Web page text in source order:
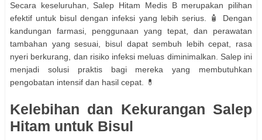
Secara keseluruhan, Salep Hitam Medis B merupakan pilihan
efektif untuk bisul dengan infeksi yang lebih serius. 🧴 Dengan
kandungan farmasi, penggunaan yang tepat, dan perawatan
tambahan yang sesuai, bisul dapat sembuh lebih cepat, rasa
nyeri berkurang, dan risiko infeksi meluas diminimalkan. Salep ini
menjadi solusi praktis bagi mereka yang membutuhkan
pengobatan intensif dan hasil cepat. 💊
Kelebihan dan Kekurangan Salep
Hitam untuk Bisul